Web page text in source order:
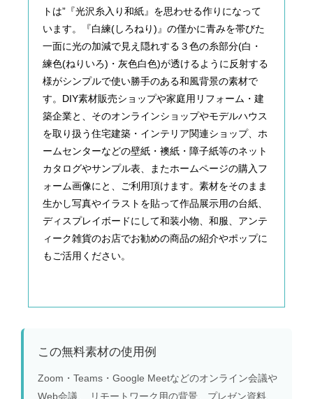
トは”『光沢糸入り和紙』を思わせる作りになって
います。『白練(しろねり)』の僅かに青みを帯びた
一面に光の加減で見え隠れする３色の糸部分(白・
練色(ねりいろ)・灰色白色)が透けるように反射する
様がシンプルで使い勝手のある和風背景の素材で
す。DIY素材販売ショップや家庭用リフォーム・建
築企業と、そのオンラインショップやモデルハウス
を取り扱う住宅建築・インテリア関連ショップ、ホ
ームセンターなどの壁紙・襖紙・障子紙等のネット
カタログやサンプル表、またホームページの購入フ
ォーム画像にと、ご利用頂けます。素材をそのまま
生かし写真やイラストを貼って作品展示用の台紙、
ディスプレイボードにして和装小物、和服、アンテ
ィーク雑貨のお店でお勧めの商品の紹介やポップに
もご活用ください。
この無料素材の使用例
Zoom・Teams・Google Meetなどのオンライン会議や
Web会議、 リモートワーク用の背景、プレゼン資料、